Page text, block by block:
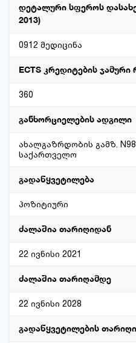
დეტალური სფეროს
2013)
0912 მედიცინა
ECTS კრედიტების
360
განხორციელების ადგილი
ახალგაზრდობის გამზ.
საქართველო
გადაწყვეტილება
პოზიტიური
ძალაშია თარიღიდან
22 ივნისი 2021
ძალაშია თარიღამდე
22 ივნისი 2028
გადაწყვეტილების თარიღი